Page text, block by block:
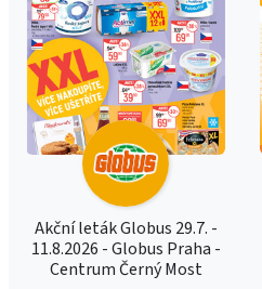
Akční leták Globus 29.7. -
11.8.2026 - Globus Praha -
Centrum Černý Most